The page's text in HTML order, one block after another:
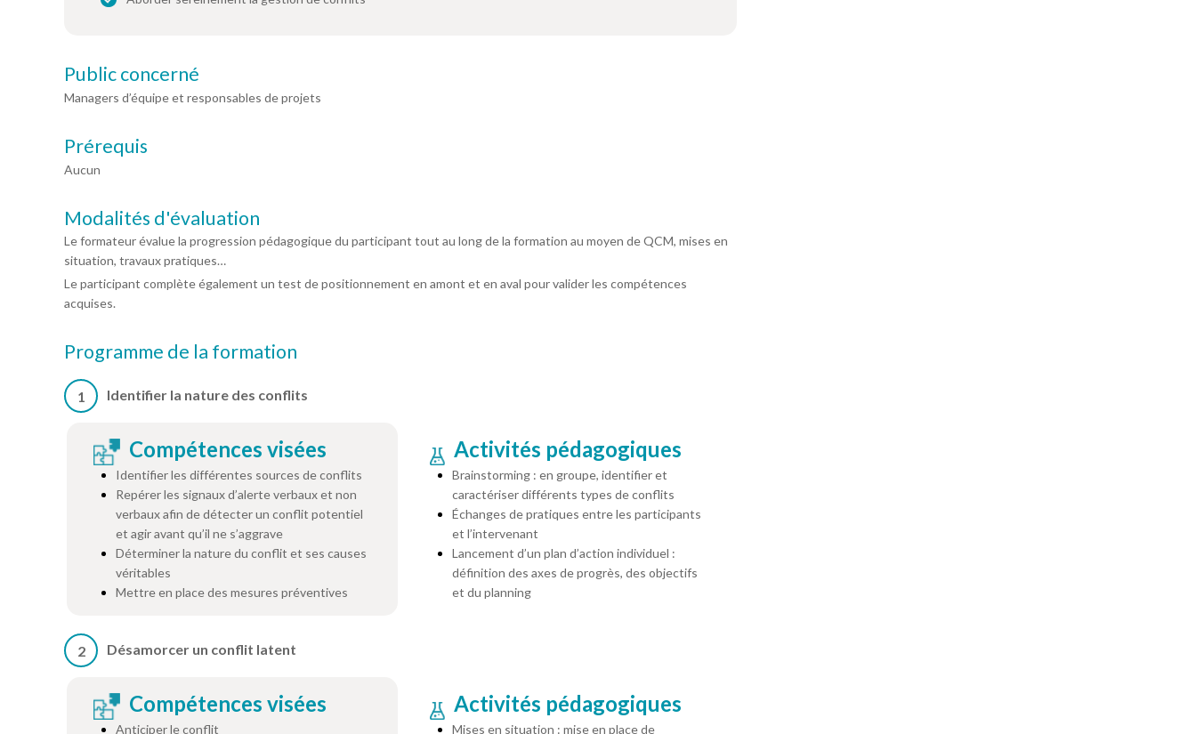
Public concerné
Managers d’équipe et responsables de projets
Prérequis
Aucun
Modalités d'évaluation
Le formateur évalue la progression pédagogique du participant tout au long de la formation au moyen de QCM, mises en
situation, travaux pratiques…
Le participant complète également un test de positionnement en amont et en aval pour valider les compétences
acquises.
Programme de la formation
1 Identifier la nature des conflits
Compétences visées
Identifier les différentes sources de conflits
Repérer les signaux d’alerte verbaux et non
verbaux afin de détecter un conflit potentiel
et agir avant qu’il ne s’aggrave
Déterminer la nature du conflit et ses causes
véritables
Mettre en place des mesures préventives
Activités pédagogiques
Brainstorming : en groupe, identifier et
caractériser différents types de conflits
Échanges de pratiques entre les participants
et l’intervenant
Lancement d’un plan d’action individuel :
définition des axes de progrès, des objectifs
et du planning
2 Désamorcer un conflit latent
Compétences visées
Anticiper le conflit
Activités pédagogiques
Mises en situation : mise en place de